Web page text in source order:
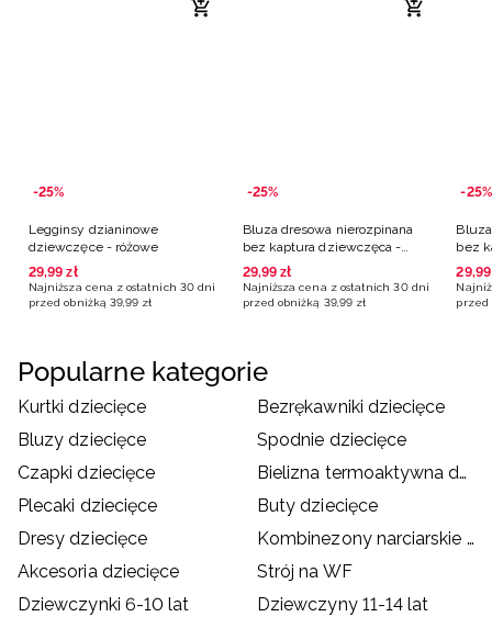
-25%
Legginsy dzianinowe
dziewczęce - różowe
29,99 zł
Najniższa cena z ostatnich 30 dni
przed obniżką 39,99 zł
-25%
Bluza dresowa nierozpinana
bez kaptura dziewczęca -
biała
29,99 zł
Najniższa cena z ostatnich 30 dni
przed obniżką 39,99 zł
-25%
bez
szara
29,99
przed
Popularne kategorie
Kurtki dziecięce
Bezrękawniki dziecięce
Bluzy dziecięce
Spodnie dziecięce
Czapki dziecięce
Bielizna termoaktywna dziecięca
Plecaki dziecięce
Buty dziecięce
Dresy dziecięce
Kombinezony narciarskie dziecięce
Akcesoria dziecięce
Strój na WF
Dziewczynki 6-10 lat
Dziewczyny 11-14 lat